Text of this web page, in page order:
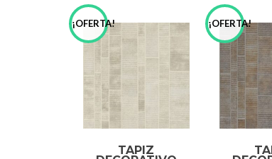
¡OFERTA!
TAPIZ
¡OFERTA!